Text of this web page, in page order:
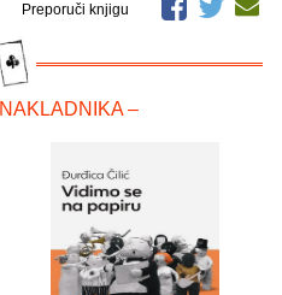
Preporuči knjigu
–